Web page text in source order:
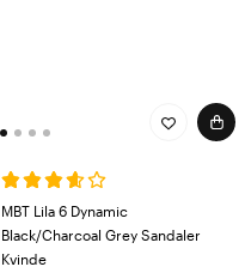
MBT Lila 6 Dynamic
Black/Charcoal Grey Sandaler
Kvinde